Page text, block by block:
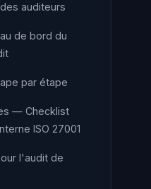
auditeurs
de bord du
par étape
— Checklist
ISO 27001
l'audit de